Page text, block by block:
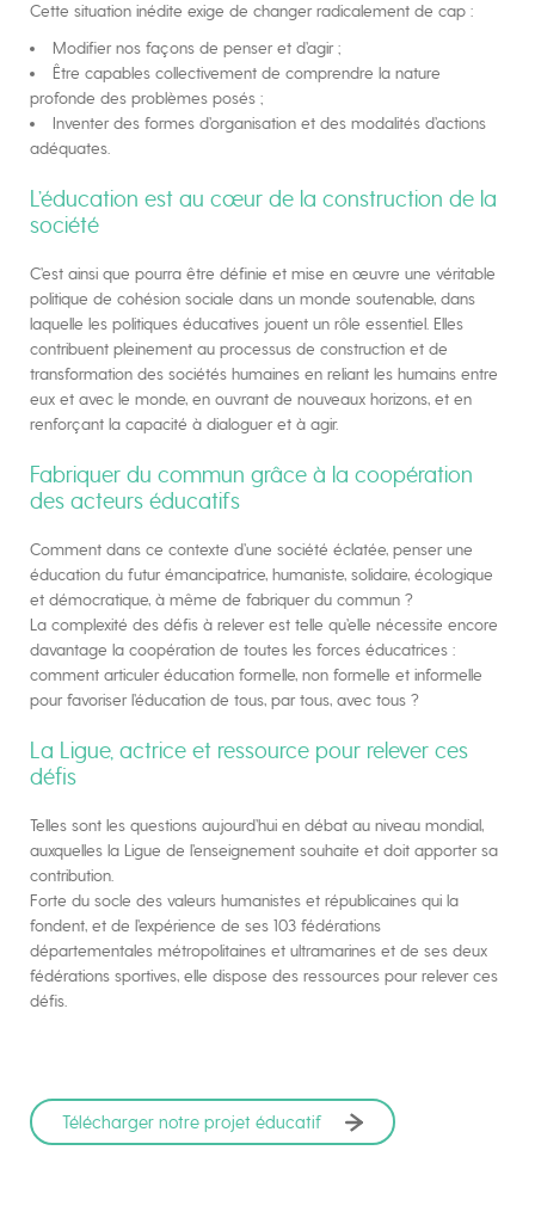
Cette situation inédite exige de changer radicalement de cap :
Modifier nos façons de penser et d’agir ;
Être capables collectivement de comprendre la nature
profonde des problèmes posés ;
Inventer des formes d’organisation et des modalités d’actions
adéquates.
L’éducation est au cœur de la construction de la
société
C’est ainsi que pourra être définie et mise en œuvre une véritable
politique de cohésion sociale dans un monde soutenable, dans
laquelle les politiques éducatives jouent un rôle essentiel. Elles
contribuent pleinement au processus de construction et de
transformation des sociétés humaines en reliant les humains entre
eux et avec le monde, en ouvrant de nouveaux horizons, et en
renforçant la capacité à dialoguer et à agir.
Fabriquer du commun grâce à la coopération
des acteurs éducatifs
Comment dans ce contexte d’une société éclatée, penser une
éducation du futur émancipatrice, humaniste, solidaire, écologique
et démocratique, à même de fabriquer du commun ?
La complexité des défis à relever est telle qu’elle nécessite encore
davantage la coopération de toutes les forces éducatrices :
comment articuler éducation formelle, non formelle et informelle
pour favoriser l’éducation de tous, par tous, avec tous ?
La Ligue, actrice et ressource pour relever ces
défis
Telles sont les questions aujourd’hui en débat au niveau mondial,
auxquelles la Ligue de l’enseignement souhaite et doit apporter sa
contribution.
Forte du socle des valeurs humanistes et républicaines qui la
fondent, et de l’expérience de ses 103 fédérations
départementales métropolitaines et ultramarines et de ses deux
fédérations sportives, elle dispose des ressources pour relever ces
défis.
Télécharger notre projet éducatif